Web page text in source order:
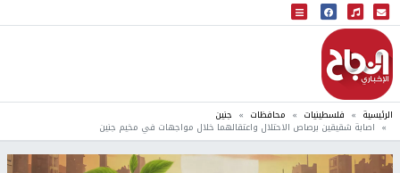
البث المباشر
إذاعة النجاح
الرئيسية فلسطينيات محافظات جنين
اصابة شقيقين برصاص الاحتلال واعتقالهما خلال مواجهات في مخيم جنين